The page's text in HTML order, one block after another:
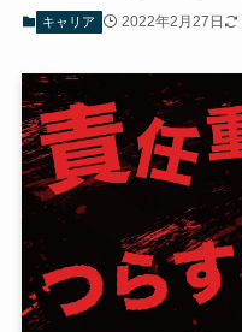
キャリア 2022年2月27日